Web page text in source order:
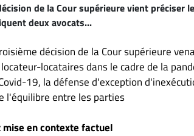
de la Cour supérieure vient
deux avocats...
décision de la Cour supérieure
locataires dans le cadre de la
19, la défense d'exception
l'équilibre entre les parties
en contexte factuel